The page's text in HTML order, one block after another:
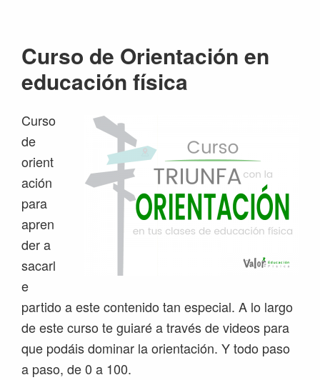
navegación
principal
contenido
principal
lateral
principal
página
Curso de Orientación en
educación física
Curso
de
orient
ación
para
apren
der a
sacarl
e
partido a este contenido tan especial. A lo largo
de este curso te guiaré a través de videos para
que podáis dominar la orientación. Y todo paso
a paso, de 0 a 100.